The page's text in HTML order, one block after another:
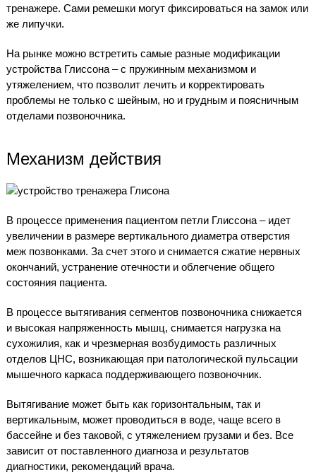
тренажере. Сами ремешки могут фиксироваться на замок или
же липучки.
На рынке можно встретить самые разные модификации
устройства Глиссона – с пружинным механизмом и
утяжелением, что позволит лечить и корректировать
проблемы не только с шейным, но и грудным и поясничным
отделами позвоночника.
Механизм действия
В процессе применения пациентом петли Глиссона – идет
увеличении в размере вертикального диаметра отверстия
меж позвонками. За счет этого и снимается сжатие нервных
окончаний, устранение отечности и облегчение общего
состояния пациента.
В процессе вытягивания сегментов позвоночника снижается
и высокая напряженность мышц, снимается нагрузка на
сухожилия, как и чрезмерная возбудимость различных
отделов ЦНС, возникающая при патологической пульсации
мышечного каркаса поддерживающего позвоночник.
Вытягивание может быть как горизонтальным, так и
вертикальным, может проводиться в воде, чаще всего в
бассейне и без таковой, с утяжелением грузами и без. Все
зависит от поставленного диагноза и результатов
диагностики, рекомендаций врача.